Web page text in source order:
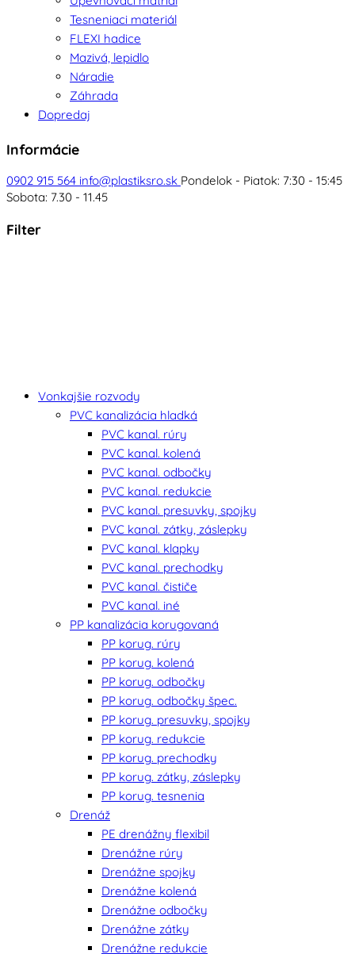
Tesneniaci materiál
FLEXI hadice
Mazivá, lepidlo
Náradie
Záhrada
Dopredaj
Informácie
0902 915 564 info@plastiksro.sk Pondelok - Piatok: 7:30 - 15:45
Sobota: 7.30 - 11.45
Filter
Vonkajšie rozvody
PVC kanalizácia hladká
PVC kanal. rúry
PVC kanal. kolená
PVC kanal. odbočky
PVC kanal. redukcie
PVC kanal. presuvky, spojky
PVC kanal. zátky, záslepky
PVC kanal. klapky
PVC kanal. prechodky
PVC kanal. čističe
PVC kanal. iné
PP kanalizácia korugovaná
PP korug. rúry
PP korug. kolená
PP korug. odbočky
PP korug. odbočky špec.
PP korug. presuvky, spojky
PP korug. redukcie
PP korug. prechodky
PP korug. zátky, záslepky
PP korug. tesnenia
Drenáž
PE drenážny flexibil
Drenážne rúry
Drenážne spojky
Drenážne kolená
Drenážne odbočky
Drenážne zátky
Drenážne redukcie